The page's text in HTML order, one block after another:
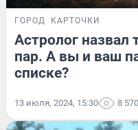
ГОРОД КАРТОЧКИ
Астролог назвал
пар. А вы и ваш
списке?
13 июля, 2024, 15:30 8 570